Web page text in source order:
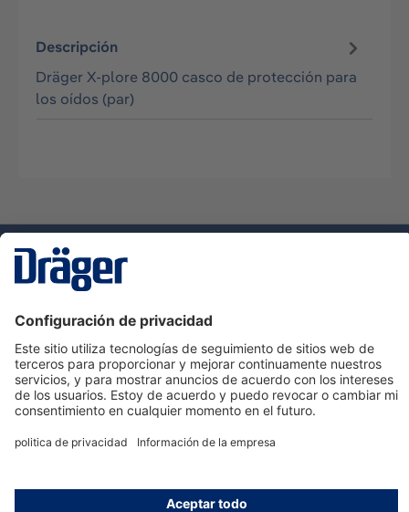
Descripción
Dräger X-plore 8000 casco de protección para
los oídos (par)
Servicio de atención al cliente de Dräger
Ayuda
Información